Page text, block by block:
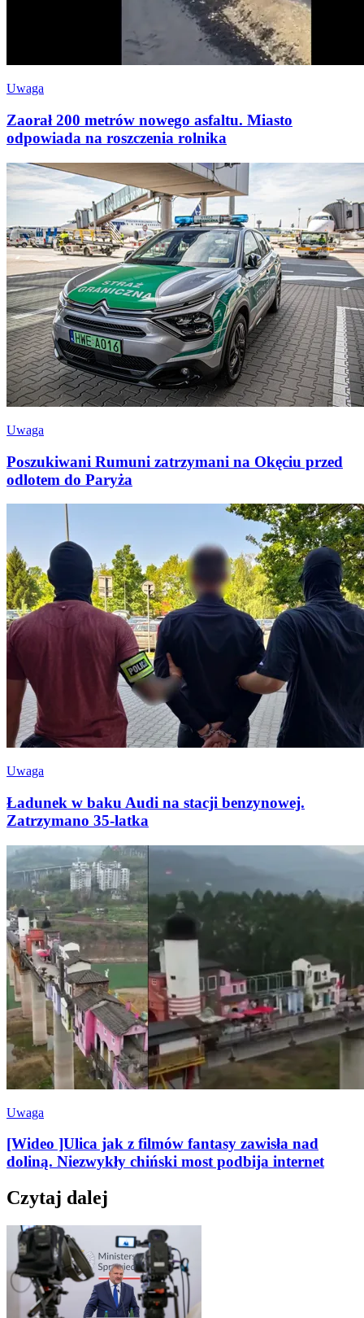
Uwaga
Zaorał 200 metrów nowego asfaltu. Miasto
odpowiada na roszczenia rolnika
Uwaga
Poszukiwani Rumuni zatrzymani na Okęciu przed
odlotem do Paryża
Uwaga
Ładunek w baku Audi na stacji benzynowej.
Zatrzymano 35-latka
Uwaga
[Wideo ]Ulica jak z filmów fantasy zawisła nad
doliną. Niezwykły chiński most podbija internet
Czytaj dalej